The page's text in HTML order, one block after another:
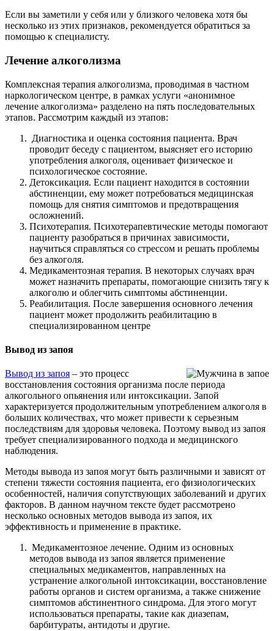
Если вы заметили у себя или у близкого человека хотя бы
несколько из этих признаков, рекомендуется обратиться за
помощью к специалисту.
Лечение алкоголизма
Комплексная терапия алкоголизма, проводимая в частном
наркологическом центре, в рамках услуги «анонимное
лечение алкоголизма» разделено на пять последовательных
этапов. Рассмотрим каждый из этапов:
Диагностика и оценка состояния пациента. Врач
проводит беседу с пациентом, выясняет его историю
употребления алкоголя, оценивает физическое и
психологическое состояние.
Детоксикация. Если пациент находится в состоянии
абстиненции, ему может потребоваться медицинская
помощь для снятия симптомов и предотвращения
осложнений.
Психотерапия. Психотерапевтические методы помогают
пациенту разобраться в причинах зависимости,
научиться справляться со стрессом и решать проблемы
без алкоголя.
Медикаментозная терапия. В некоторых случаях врач
может назначить препараты, помогающие снизить тягу к
алкоголю и облегчить симптомы абстиненции.
Реабилитация. После завершения основного лечения
пациент может продолжить реабилитацию в
специализированном центре
Вывод из запоя
Вывод из запоя – это процесс
восстановления состояния организма после периода
алкогольного опьянения или интоксикации. Запой
характеризуется продолжительным употреблением алкоголя в
больших количествах, что может привести к серьезным
последствиям для здоровья человека. Поэтому вывод из запоя
требует специализированного подхода и медицинского
наблюдения.
Методы вывода из запоя могут быть различными и зависят от
степени тяжести состояния пациента, его физиологических
особенностей, наличия сопутствующих заболеваний и других
факторов. В данном научном тексте будет рассмотрено
несколько основных методов вывода из запоя, их
эффективность и применение в практике.
Медикаментозное лечение. Одним из основных
методов вывода из запоя является применение
специальных медикаментов, направленных на
устранение алкогольной интоксикации, восстановление
работы органов и систем организма, а также снижение
симптомов абстинентного синдрома. Для этого могут
использоваться препараты, такие как диазепам,
барбитураты, антидоты и другие.